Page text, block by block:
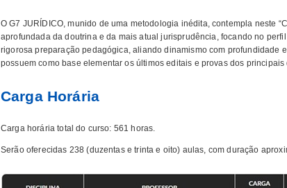
O G7 JURÍDICO, munido de uma metodologia inédita, contempla neste
aprofundada da doutrina e da mais atual jurisprudência, focando no
rigorosa preparação pedagógica, aliando dinamismo com profundidade
possuem como base elementar os últimos editais e provas dos principais
Carga Horária
Carga horária total do curso: 561 horas.
Serão oferecidas 238 (duzentas e trinta e oito) aulas, com duração